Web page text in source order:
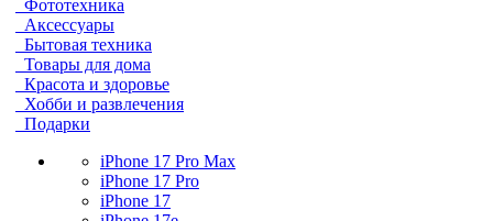
Фототехника
Аксессуары
Бытовая техника
Товары для дома
Красота и здоровье
Хобби и развлечения
Подарки
iPhone 17 Pro Max
iPhone 17 Pro
iPhone 17